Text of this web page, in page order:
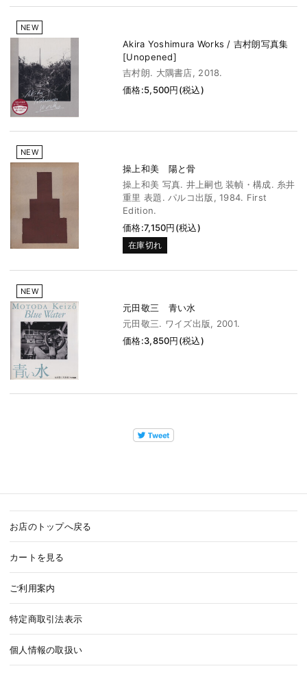
NEW
Akira Yoshimura Works / 吉村朗写真集
[Unopened]
吉村朗. 大隅書店, 2018.
価格:5,500円(税込)
NEW
操上和美 陽と骨
操上和美 写真. 井上嗣也 装幀・構成. 糸井
重里 表題. パルコ出版, 1984. First
Edition.
価格:7,150円(税込)
在庫切れ
NEW
元田敬三 青い水
元田敬三. ワイズ出版, 2001.
価格:3,850円(税込)
お店のトップへ戻る
カートを見る
ご利用案内
特定商取引法表示
個人情報の取扱い